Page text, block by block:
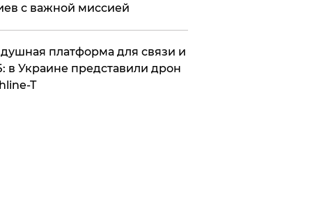
с важной миссией
платформа для связи и
в Украине представили дрон
T